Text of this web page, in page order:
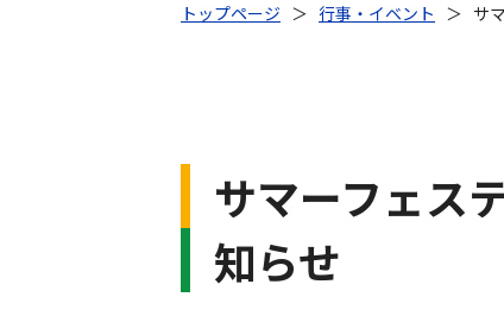
トップページ ＞ 行事・イベント ＞ サ
サマーフェス
知らせ